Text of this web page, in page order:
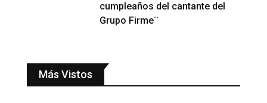
cumpleaños del cantante del
Grupo Firme¨
Más Vistos